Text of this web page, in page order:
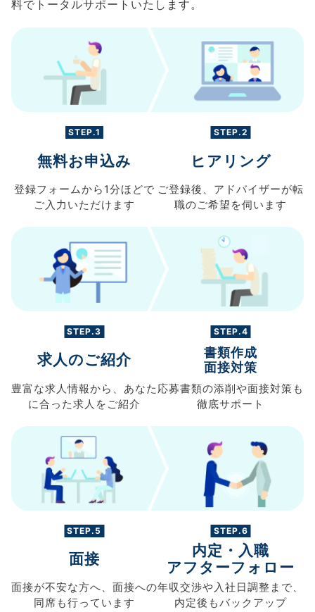
料でトータルサポートいたします。
STEP.1
無料お申込み
登録フォームから 1分ほどで
ご入力 いただけます
STEP.2
ヒアリング
ご登録後、 アドバイザーが転
職のご希望を伺います
STEP.3
求人のご紹介
豊富な求人情報から、 あなた
に合った求人を ご紹介
STEP.4
書類作成
面接対策
応募書類の添削や面接対策も
徹底サポート
STEP.5
面接
面接が不安な方へ、 面接への
同席も行っています
STEP.6
内定・入職
アフターフォロー
年収交渉や入社日調整まで、
内定後もバックアップ